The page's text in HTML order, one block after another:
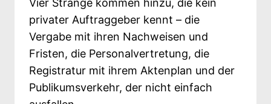
Vier Stränge kommen hinzu, die kein
privater Auftraggeber kennt – die
Vergabe mit ihren Nachweisen und
Fristen, die Personalvertretung, die
Registratur mit ihrem Aktenplan und der
Publikumsverkehr, der nicht einfach